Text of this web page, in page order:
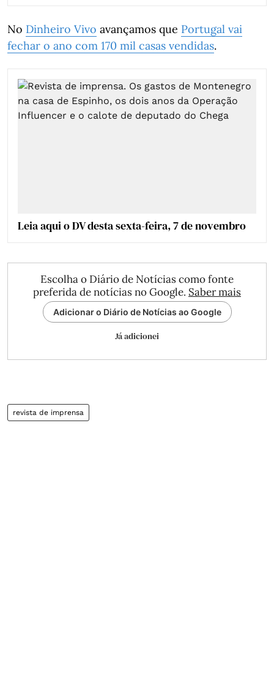
No Dinheiro Vivo avançamos que Portugal vai
fechar o ano com 170 mil casas vendidas.
Leia aqui o DV desta sexta-feira, 7 de novembro
Escolha o Diário de Notícias como fonte
preferida de notícias no Google. Saber mais
Adicionar o Diário de Notícias ao Google
Já adicionei
revista de imprensa